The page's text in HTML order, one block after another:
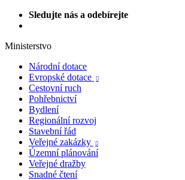
Sledujte nás a odebírejte
Ministerstvo
Národní dotace
Evropské dotace

Cestovní ruch
Pohřebnictví
Bydlení
Regionální rozvoj
Stavební řád
Veřejné zakázky

Územní plánování
Veřejné dražby
Snadné čtení